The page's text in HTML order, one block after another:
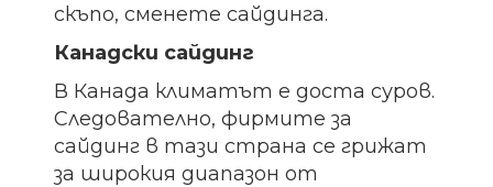
скъпо, сменете сайдинга.
Канадски сайдинг
В Канада климатът е доста суров.
Следователно, фирмите за
сайдинг в тази страна се грижат
за широкия диапазон от